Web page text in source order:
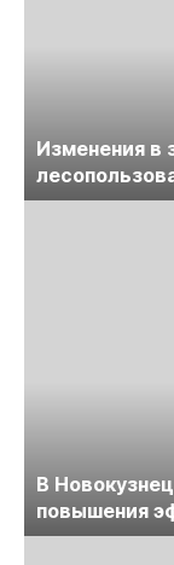
Изменения в
обсудят на
В
повышения
предприятий